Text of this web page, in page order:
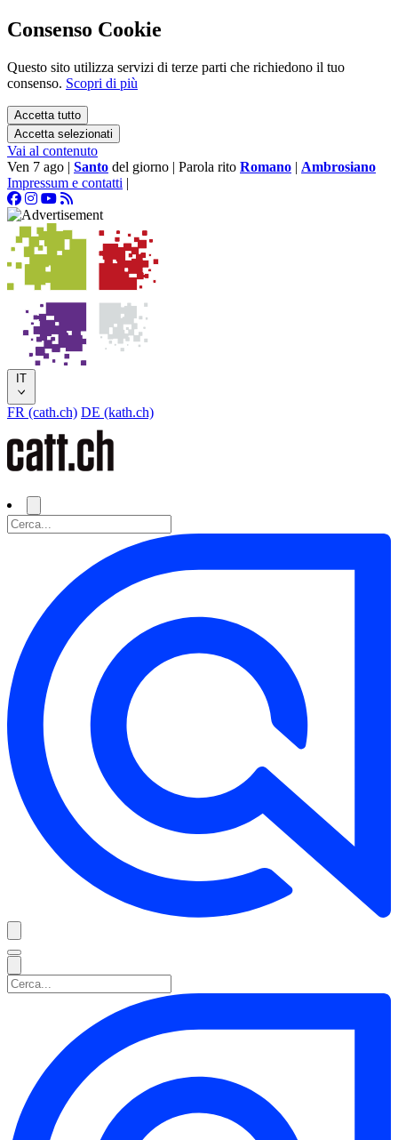
Consenso Cookie
Questo sito utilizza servizi di terze parti che richiedono il tuo
consenso. Scopri di più
Accetta tutto
Accetta selezionati
Vai al contenuto
Ven 7 ago | Santo del giorno | Parola rito Romano | Ambrosiano
Impressum e contatti |
IT
FR (cath.ch) DE (kath.ch)